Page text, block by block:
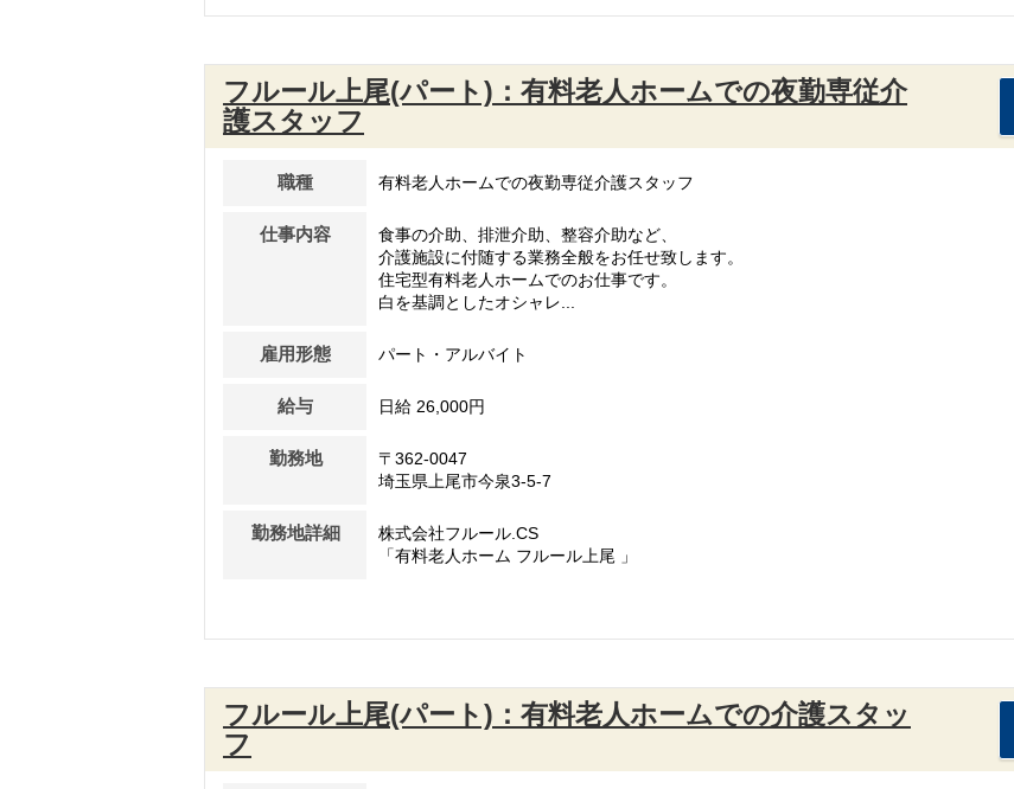
フルール上尾(パート)：有料老人ホームでの夜勤専従介
護スタッフ
職種 有料老人ホームでの夜勤専従介護スタッフ
仕事内容
食事の介助、排泄介助、整容介助など、
介護施設に付随する業務全般をお任せ致します。
住宅型有料老人ホームでのお仕事です。
白を基調としたオシャレ...
雇用形態 パート・アルバイト
給与 日給 26,000円
勤務地
〒362-0047
埼玉県上尾市今泉3-5-7
勤務地詳細
株式会社フルール.CS
「有料老人ホーム フルール上尾 」
フルール上尾(パート)：有料老人ホームでの介護スタッ
フ